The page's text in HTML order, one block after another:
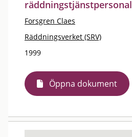
räddningstjänstpersonal
Forsgren Claes
Räddningsverket (SRV)
1999
Öppna dokument